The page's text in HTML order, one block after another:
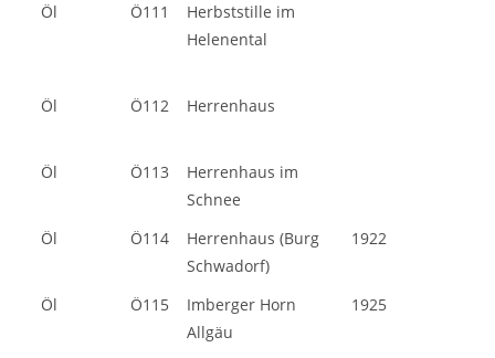
Öl Ö111
Herbststille im
Helenental
Öl Ö112 Herrenhaus
Öl Ö113
Herrenhaus im
Schnee
Öl
Ö114
Herrenhaus (Burg
Schwadorf)
1922
Öl Ö115
Imberger Horn
Allgäu
1925